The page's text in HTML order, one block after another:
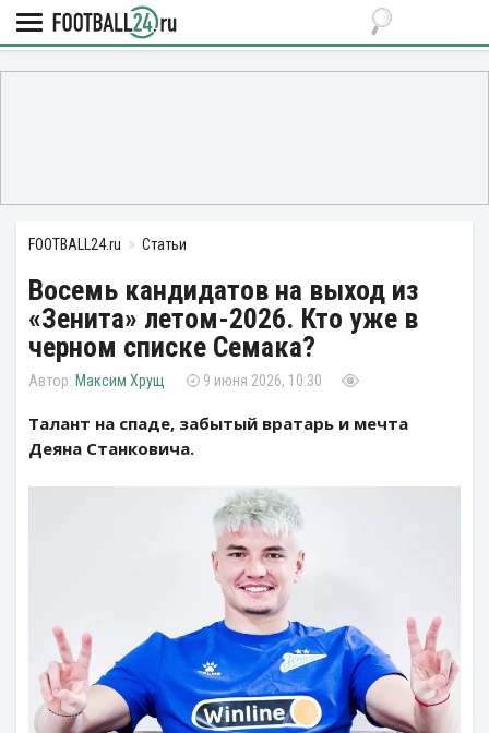
FOOTBALL24.ru Статьи
Восемь кандидатов на выход из
«Зенита» летом-2026. Кто уже в
черном списке Семака?
Максим Хрущ 9 июня 2026, 10:30
Талант на спаде, забытый вратарь и мечта
Деяна Станковича.